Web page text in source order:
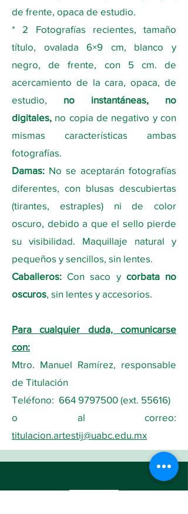
de frente, opaca de estudio.
* 2 Fotografías recientes, tamaño
título, ovalada 6×9 cm, blanco y
negro, de frente, con 5 cm. de
acercamiento de la cara, opaca, de
estudio, no instantáneas, no
digitales, no copia de negativo y con
mismas características ambas
fotografías.
Damas: No se aceptarán fotografías
diferentes, con blusas descubiertas
(tirantes, estraples) ni de color
oscuro, debido a que el sello pierde
su visibilidad. Maquillaje natural y
pequeños y sencillos, sin lentes.
Caballeros: Con saco y corbata no
oscuros, sin lentes y accesorios.
Para cualquier duda, comunicarse
con:
Mtro. Manuel Ramírez, responsable
de Titulación
Teléfono: 664 9797500 (ext. 55616)
o al correo:
titulacion.artestij@uabc.edu.mx